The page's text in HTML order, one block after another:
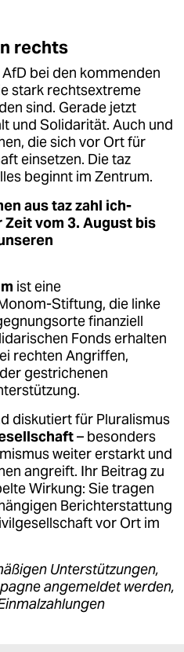
rechts
bei den kommenden
stark rechtsextreme
sind. Gerade jetzt
und Solidarität. Auch und
die sich vor Ort für
einsetzen. Die taz
beginnt im Zentrum.
aus taz zahl ich-
vom 3. August bis
ist eine
Stiftung, die linke
finanziell
Fonds erhalten
rechten Angriffen,
gestrichenen
diskutiert für Pluralismus
– besonders
weiter erstarkt und
angreift. Ihr Beitrag zu
Wirkung: Sie tragen
Berichterstattung
vor Ort im
Unterstützungen,
angemeldet werden,